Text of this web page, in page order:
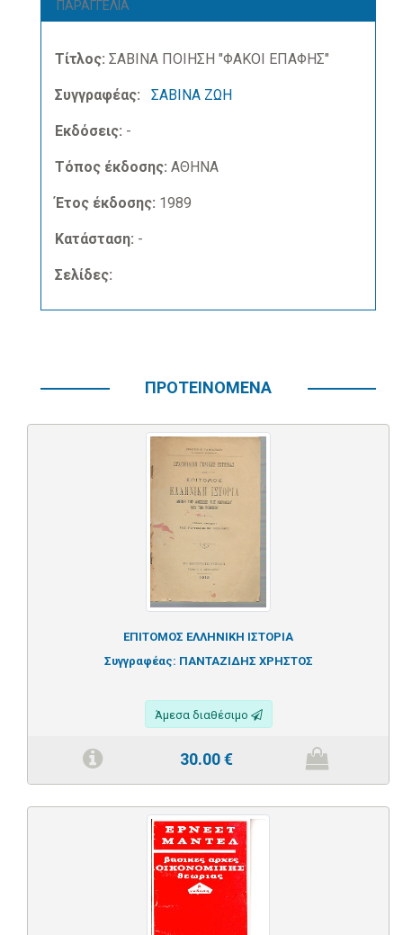
ΠΑΡΑΓΓΕΛΙΑ
Τίτλος: ΣΑΒΙΝΑ ΠΟΙΗΣΗ "ΦΑΚΟΙ ΕΠΑΦΗΣ"
Συγγραφέας: ΣΑΒΙΝΑ ΖΩΗ
Εκδόσεις: -
Τόπος έκδοσης: ΑΘΗΝΑ
Έτος έκδοσης: 1989
Κατάσταση: -
Σελίδες:
ΠΡΟΤΕΙΝΟΜΕΝΑ
ΕΠΙΤΟΜΟΣ ΕΛΛΗΝΙΚΗ ΙΣΤΟΡΙΑ
Συγγραφέας: ΠΑΝΤΑΖΙΔΗΣ ΧΡΗΣΤΟΣ
Άμεσα διαθέσιμο
30.00€